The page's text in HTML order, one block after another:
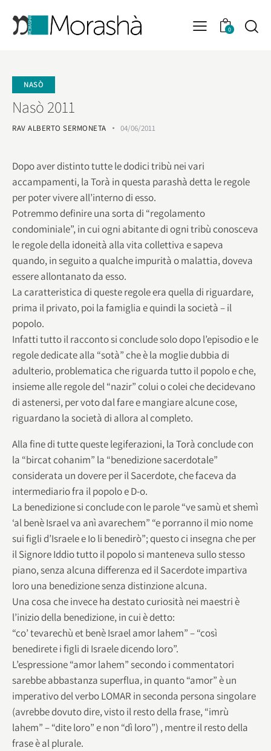
0
NASÒ
Nasò 2011
RAV ALBERTO SERMONETA 04/06/2011
Dopo aver distinto tutte le dodici tribù nei vari
accampamenti, la Torà in questa parashà detta le regole
per poter vivere all’interno di esso.
Potremmo definire una sorta di “regolamento
condominiale”, in cui ogni abitante di ogni tribù conosceva
le regole della idoneità alla vita collettiva e sapeva
quando, in seguito a qualche impurità o malattia, doveva
essere allontanato da esso.
La caratteristica di queste regole era quella di riguardare,
prima il privato, poi la famiglia e quindi la società – il
popolo.
Infatti tutto il racconto si conclude solo dopo l’episodio e le
regole dedicate alla “sotà” che è la moglie dubbia di
adulterio, problematica che riguarda tutto il popolo e che,
insieme alle regole del “nazir” colui o colei che decidevano
di astenersi, per voto dal fare e mangiare alcune cose,
riguardano la società di allora al completo.
Alla fine di tutte queste legiferazioni, la Torà conclude con
la “bircat cohanim” la “benedizione sacerdotale”
considerata un dovere per il Sacerdote, che faceva da
intermediario fra il popolo e D-o.
La benedizione si conclude con le parole “ve samù et shemì
‘al benè Israel va anì avarechem” “e porranno il mio nome
sui figli d’Israele e Io li benedirò”; questo ci insegna che per
il Signore Iddio tutto il popolo si manteneva sullo stesso
piano, senza alcuna differenza ed il Sacerdote impartiva
loro una benedizione senza distinzione alcuna.
Una cosa che invece ha destato curiosità nei maestri è
l’inizio della benedizione, in cui è detto:
“co’ tevarechù et benè Israel amor lahem” – “così
benedirete i figli di Israele dicendo loro”.
L’espressione “amor lahem” secondo i commentatori
sarebbe abbastanza superflua, in quanto “amor” è un
imperativo del verbo LOMAR in seconda persona singolare
(avrebbe dovuto dire, visto il resto della frase, “imrù
lahem” – “dite loro” e non “dì loro”) , mentre il resto della
frase è al plurale.